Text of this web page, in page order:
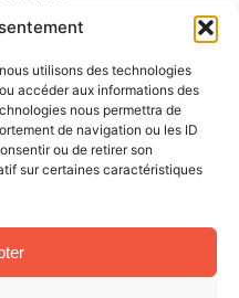
utilisons des technologies
accéder aux informations des
nous permettra de
de navigation ou les ID
ou de retirer son
sur certaines caractéristiques